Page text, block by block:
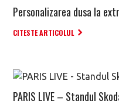
Personalizarea dusa la
CITESTE ARTICOLUL
PARIS LIVE – Standul